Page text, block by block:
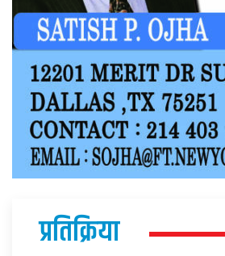
प्रतिक्रिया